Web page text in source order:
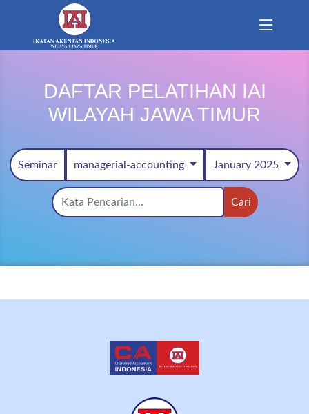
DAFTAR PELATIHAN IAI
WILAYAH JAWA TIMUR
Seminar managerial-accounting January 2025
Cari